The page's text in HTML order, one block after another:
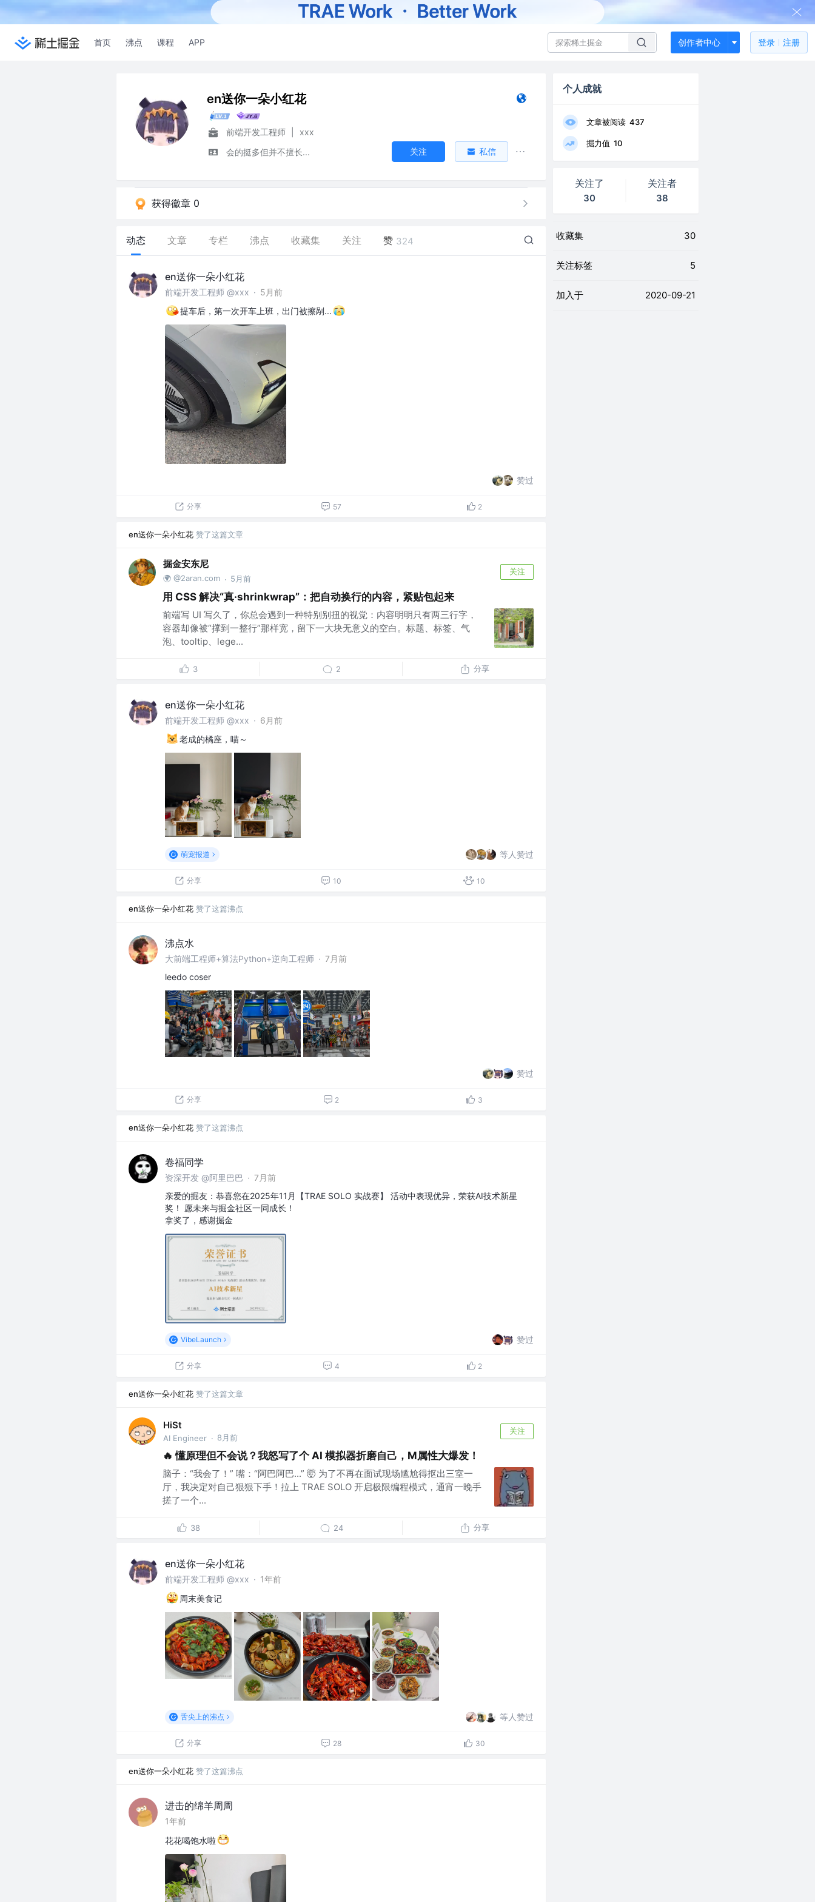
首页 沸点 课程 APP 创作者中心 登录 注册
en送你一朵小红花
前端开发工程师
xxx
会的挺多但并不擅长...
关注 私信
获得徽章 0
动态 文章 专栏 沸点 收藏集 关注 赞 324
en送你一朵小红花
前端开发工程师 @xxx · 5月前
提车后，第一次开车上班，出门被擦剐...
赞过
分享 57 2
en送你一朵小红花 赞了这篇文章
掘金安东尼
🌍 @2aran.com · 5月前
关注
用 CSS 解决“真·shrinkwrap”：把自动换行的内容，紧贴包起来
前端写 UI 写久了，你总会遇到一种特别别扭的视觉：内容明明只有两三行字，
容器却像被“撑到一整行”那样宽，留下一大块无意义的空白。标题、标签、气
泡、tooltip、lege...
3 2 分享
en送你一朵小红花
前端开发工程师 @xxx · 6月前
老成的橘座，喵～
萌宠报道 等人赞过
分享 10 10
en送你一朵小红花 赞了这篇沸点
沸点水
大前端工程师+算法Python+逆向工程师 · 7月前
leedo coser
赞过
分享 2 3
en送你一朵小红花 赞了这篇沸点
卷福同学
资深开发 @阿里巴巴 · 7月前
亲爱的掘友：恭喜您在2025年11月【TRAE SOLO 实战赛】 活动中表现优异，荣获AI技术新星
奖！ 愿未来与掘金社区一同成长！
拿奖了，感谢掘金
VibeLaunch 赞过
分享 4 2
en送你一朵小红花 赞了这篇文章
HiSt
AI Engineer · 8月前
关注
🔥 懂原理但不会说？我怒写了个 AI 模拟器折磨自己，M属性大爆发！
脑子：“我会了！” 嘴：“阿巴阿巴...” 🤯 为了不再在面试现场尴尬得抠出三室一
厅，我决定对自己狠狠下手！拉上 TRAE SOLO 开启极限编程模式，通宵一晚手
搓了一个...
38 24 分享
en送你一朵小红花
前端开发工程师 @xxx · 1年前
周末美食记
舌尖上的沸点 等人赞过
分享 28 30
en送你一朵小红花 赞了这篇沸点
进击的绵羊周周
1年前
花花喝饱水啦
个人成就
文章被阅读 437
掘力值 10
关注了
30
关注者
38
收藏集 30
关注标签 5
加入于 2020-09-21